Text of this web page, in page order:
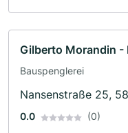
Gilberto Morandin -
Bauspenglerei
Nansenstraße 25,
0.0 (0)